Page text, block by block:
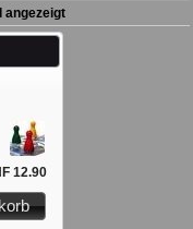
angezeigt
12.90